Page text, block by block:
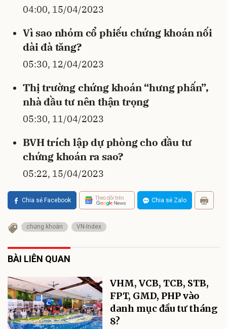
04:00, 15/04/2023
Vì sao nhóm cổ phiếu chứng khoán nối
dài đà tăng?
05:30, 12/04/2023
Thị trường chứng khoán “hưng phấn”,
nhà đầu tư nên thận trọng
05:30, 11/04/2023
BVH trích lập dự phòng cho đầu tư
chứng khoán ra sao?
05:22, 15/04/2023
Chia sẻ Facebook Theo dõi trên Chia sẻ Zalo
chứng khoán VN-Index
BÀI LIÊN QUAN
VHM, VCB, TCB, STB,
FPT, GMD, PHP vào
danh mục đầu tư tháng
8?